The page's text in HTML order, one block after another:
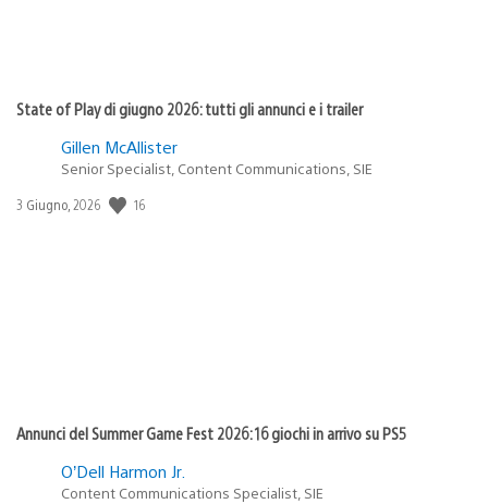
State of Play di giugno 2026: tutti gli annunci e i trailer
Gillen McAllister
Senior Specialist, Content Communications, SIE
Data
3 Giugno, 2026 16
Annunci del Summer Game Fest 2026: 16 giochi in arrivo su PS5
O’Dell Harmon Jr.
Content Communications Specialist, SIE